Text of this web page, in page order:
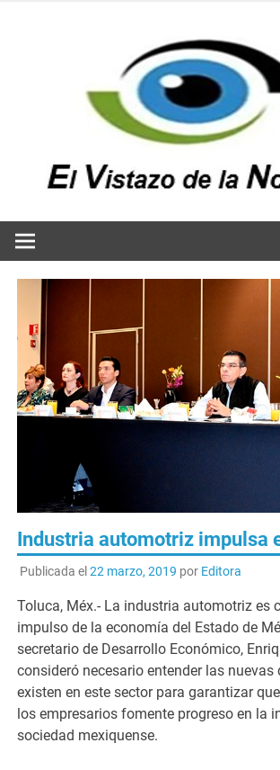
Industria automotriz impulsa
Publicada el 22 marzo, 2019 por Editora
Toluca, Méx.- La industria automotriz es
impulso de la economía del Estado de
secretario de Desarrollo Económico,
consideró necesario entender las
existen en este sector para garantizar
los empresarios fomente progreso en la
sociedad mexiquense.